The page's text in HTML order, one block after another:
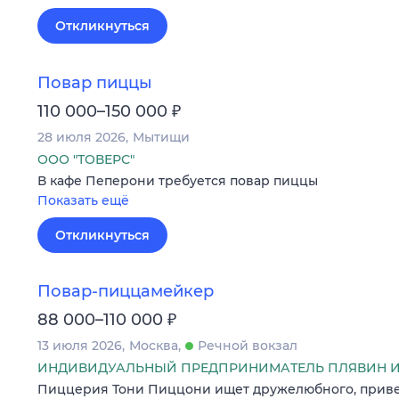
Откликнуться
Повар пиццы
110 000–150 000 ₽
28 июля 2026 Мытищи
ООО "ТОВЕРС"
В кафе Пеперони требуется повар пиццы
Показать ещё
Откликнуться
Повар-пиццамейкер
88 000–110 000 ₽
13 июля 2026 Москва
Речной вокзал
ИНДИВИДУАЛЬНЫЙ ПРЕДПРИНИМАТЕЛЬ ПЛЯВИН
Пиццерия Тони Пиццони ищет дружелюбного,